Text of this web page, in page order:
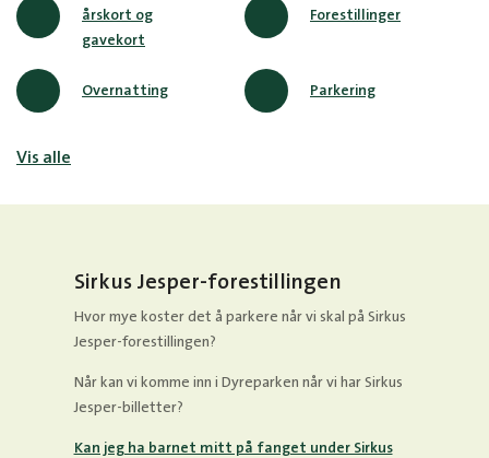
årskort og
gavekort
Forestillinger
Overnatting Parkering
Vis alle
Sirkus Jesper-forestillingen
Hvor mye koster det å parkere når vi skal på Sirkus
Jesper-forestillingen?
Når kan vi komme inn i Dyreparken når vi har Sirkus
Jesper-billetter?
Kan jeg ha barnet mitt på fanget under Sirkus